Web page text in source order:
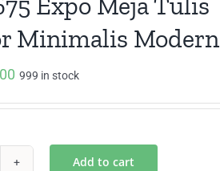
Minimalis Modern
999 in stock
Add to cart